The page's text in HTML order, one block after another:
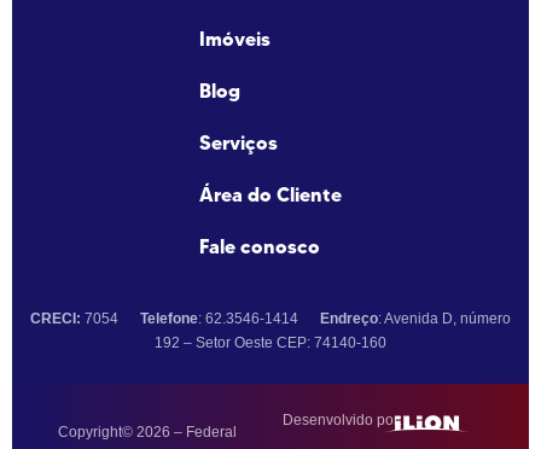
Imóveis
Blog
Serviços
Área do Cliente
Fale conosco
CRECI: 7054 Telefone: 62.3546-1414 Endreço: Avenida D, número
192 – Setor Oeste CEP: 74140-160
Copyright© 2026 – Federal
Desenvolvido por: